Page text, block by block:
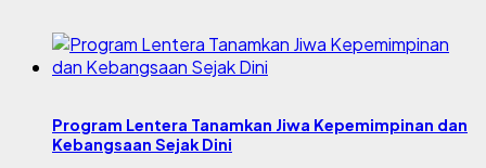
Program Lentera Tanamkan Jiwa Kepemimpinan dan
Kebangsaan Sejak Dini